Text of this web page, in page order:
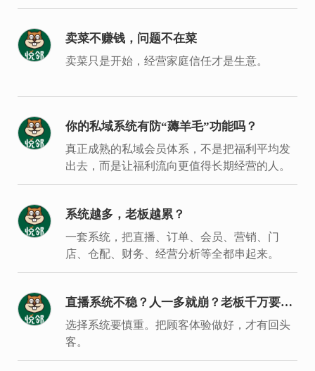
创新发展的意见》。
卖菜不赚钱，问题不在菜
卖菜只是开始，经营家庭信任才是生意。
你的私域系统有防“薅羊毛”功能吗？
真正成熟的私域会员体系，不是把福利平均发
出去，而是让福利流向更值得长期经营的人。
系统越多，老板越累？
一套系统，把直播、订单、会员、营销、门
店、仓配、财务、经营分析等全都串起来。
直播系统不稳？人一多就崩？老板千万要重
视
选择系统要慎重。把顾客体验做好，才有回头
客。